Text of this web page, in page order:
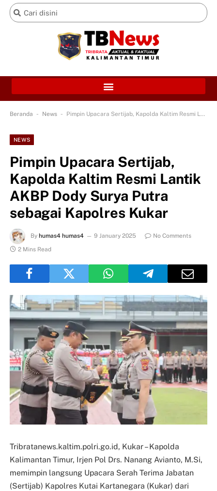
Beranda - News - Pimpin Upacara Sertijab, Kapolda Kaltim Resmi Lantik AKBP Dody Surya Putra sebagai Kapolres Kukar
NEWS
Pimpin Upacara Sertijab,
Kapolda Kaltim Resmi Lantik
AKBP Dody Surya Putra
sebagai Kapolres Kukar
By humas4 humas4 9 January 2025
No Comments
2 Mins Read
Tribratanews.kaltim.polri.go.id, Kukar – Kapolda
Kalimantan Timur, Irjen Pol Drs. Nanang Avianto, M.Si,
memimpin langsung Upacara Serah Terima Jabatan
(Sertijab) Kapolres Kutai Kartanegara (Kukar) dari